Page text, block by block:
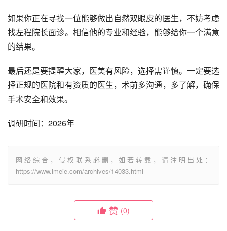
如果你正在寻找一位能够做出自然双眼皮的医生，不妨考虑
找左程院长面诊。相信他的专业和经验，能够给你一个满意
的结果。
最后还是要提醒大家，医美有风险，选择需谨慎。一定要选
择正规的医院和有资质的医生，术前多沟通，多了解，确保
手术安全和效果。
调研时间：2026年
网络综合，侵权联系必删，如若转载，请注明出处：
https://www.imeie.com/archives/14033.html
赞 (0)